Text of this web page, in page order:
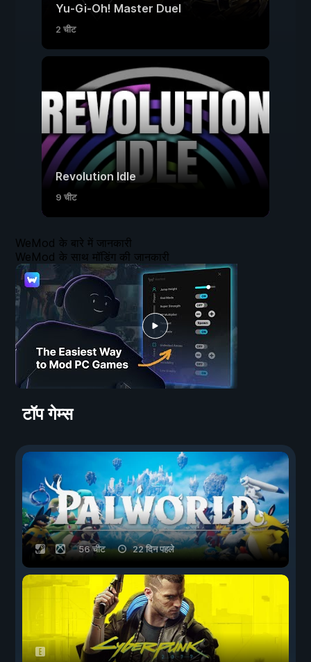
Yu-Gi-Oh! Master Duel
2 चीट
Revolution Idle
9 चीट
WeMod के बारे में जानकारी
WeMod के साथ मॉडिंग की जानकारी
टॉप गेम्स
56 चीट 22 दिन पहले